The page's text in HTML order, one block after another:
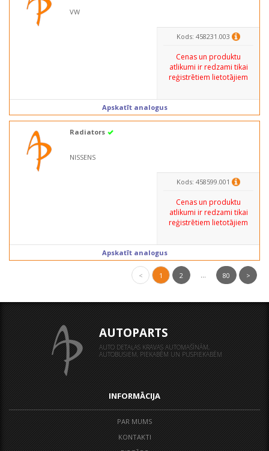
VW
Kods: 458231.003
Cenas un produktu
atlikumi ir redzami tikai
reģistrētiem lietotājiem
Apskatīt analogus
Radiators
NISSENS
Kods: 458599.001
Cenas un produktu
atlikumi ir redzami tikai
reģistrētiem lietotājiem
Apskatīt analogus
< 1 2 ... 80 >
AUTOPARTS
AUTO DETAĻAS KRAVAS AUTOMAŠĪNĀM,
AUTOBUSIEM, PIEKABĒM UN PUSPIEKABĒM
INFORMĀCIJA
PAR MUMS
KONTAKTI